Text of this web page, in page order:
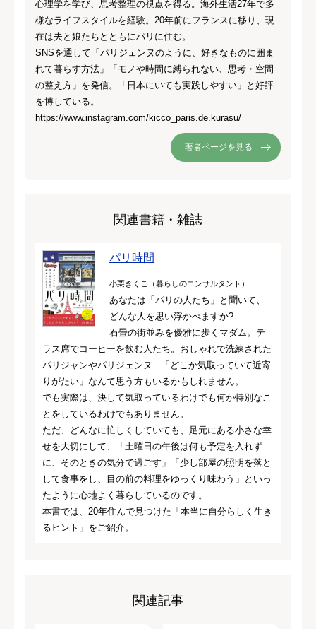
心理学を学び、思考整理の視点を得る。海外生活27年で多
様なライフスタイルを経験。20年前にフランスに移り、現
在は夫と娘たちとともにパリに住む。
SNSを通して「パリジェンヌのように、好きなものに囲ま
れて暮らす方法」「モノや時間に縛られない、思考・空間
の整え方」を発信。「日本にいても実践しやすい」と好評
を博している。
https://www.instagram.com/kicco_paris.de.kurasu/
著者ページを見る
関連書籍・雑誌
パリ時間
小栗きくこ（暮らしのコンサルタント）
あなたは「パリの人たち」と聞いて、
どんな人を思い浮かべますか?
石畳の街並みを優雅に歩くマダム。テ
ラス席でコーヒーを飲む人たち。おしゃれで洗練された
パリジャンやパリジェンヌ...「どこか気取っていて近寄
りがたい」なんて思う方もいるかもしれません。
でも実際は、決して気取っているわけでも何か特別なこ
とをしているわけでもありません。
ただ、どんなに忙しくしていても、足元にある小さな幸
せを大切にして、「土曜日の午後は何も予定を入れず
に、そのときの気分で過ごす」「少し部屋の照明を落と
して食事をし、目の前の料理をゆっくり味わう」といっ
たように心地よく暮らしているのです。
本書では、20年住んで見つけた「本当に自分らしく生き
るヒント」をご紹介。
関連記事